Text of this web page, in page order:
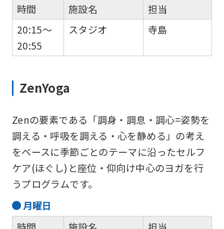
時間
20:15～
20:55
施設名
スタジオ
担当
寺島
ZenYoga
Zenの要素である「調身・調息・調心=姿勢を
調える・呼吸を調える・心を静める」の考え
をベースに季節ごとのテーマに沿ったセルフ
ケア(ほぐし)と座位・仰向け中心のヨガを行
うプログラムです。
月曜日